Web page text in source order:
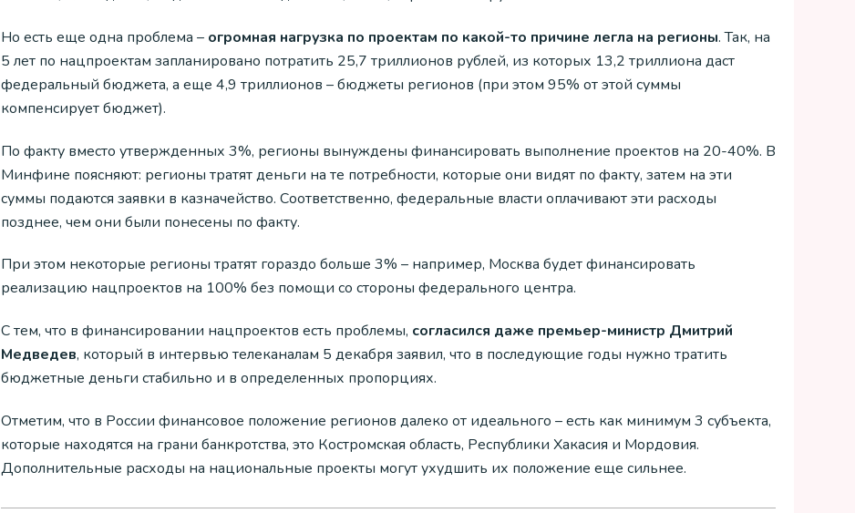
Но есть еще одна проблема – огромная нагрузка по проектам по какой-то причине легла на регионы. Так, на
5 лет по нацпроектам запланировано потратить 25,7 триллионов рублей, из которых 13,2 триллиона даст
федеральный бюджета, а еще 4,9 триллионов – бюджеты регионов (при этом 95% от этой суммы
компенсирует бюджет).
По факту вместо утвержденных 3%, регионы вынуждены финансировать выполнение проектов на 20-40%. В
Минфине поясняют: регионы тратят деньги на те потребности, которые они видят по факту, затем на эти
суммы подаются заявки в казначейство. Соответственно, федеральные власти оплачивают эти расходы
позднее, чем они были понесены по факту.
При этом некоторые регионы тратят гораздо больше 3% – например, Москва будет финансировать
реализацию нацпроектов на 100% без помощи со стороны федерального центра.
С тем, что в финансировании нацпроектов есть проблемы, согласился даже премьер-министр Дмитрий
Медведев, который в интервью телеканалам 5 декабря заявил, что в последующие годы нужно тратить
бюджетные деньги стабильно и в определенных пропорциях.
Отметим, что в России финансовое положение регионов далеко от идеального – есть как минимум 3 субъекта,
которые находятся на грани банкротства, это Костромская область, Республики Хакасия и Мордовия.
Дополнительные расходы на национальные проекты могут ухудшить их положение еще сильнее.